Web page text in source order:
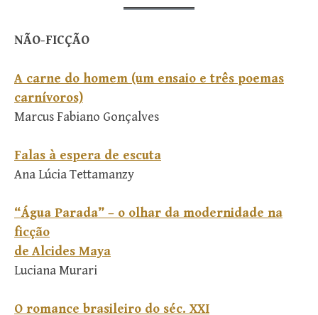
NÃO-FICÇÃO
A carne do homem (um ensaio e três poemas
carnívoros)
Marcus Fabiano Gonçalves
Falas à espera de escuta
Ana Lúcia Tettamanzy
“Água Parada” – o olhar da modernidade na
ficção
de Alcides Maya
Luciana Murari
O romance brasileiro do séc. XXI